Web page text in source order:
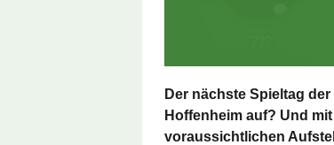
Der nächste Spieltag
Hoffenheim auf? Und
voraussichtlichen